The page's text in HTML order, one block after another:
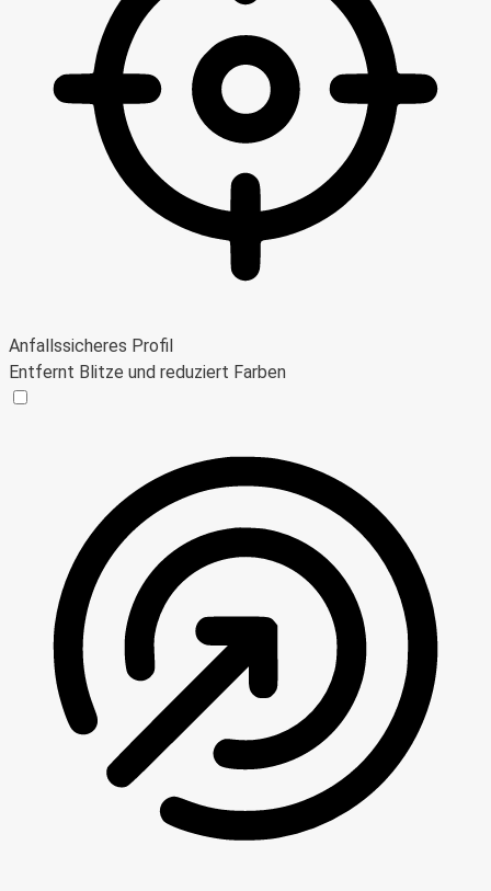
Anfallssicheres Profil
Entfernt Blitze und reduziert Farben